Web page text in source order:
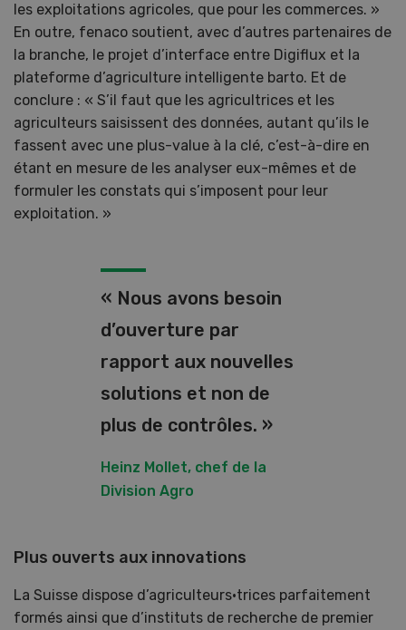
les exploitations agricoles, que pour les commerces. »
En outre, fenaco soutient, avec d’autres partenaires de
la branche, le projet d’interface entre Digiflux et la
plateforme d’agriculture intelligente barto. Et de
conclure : « S’il faut que les agricultrices et les
agriculteurs saisissent des données, autant qu’ils le
fassent avec une plus-value à la clé, c’est-à-dire en
étant en mesure de les analyser eux-mêmes et de
formuler les constats qui s’imposent pour leur
exploitation. »
« Nous avons besoin
d’ouverture par
rapport aux nouvelles
solutions et non de
plus de contrôles. »
Heinz Mollet, chef de la
Division Agro
Plus ouverts aux innovations
La Suisse dispose d’agriculteurs·trices parfaitement
formés ainsi que d’instituts de recherche de premier